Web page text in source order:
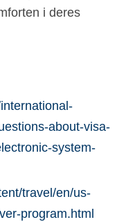
i deres
about-visa-
system-
travel/en/us-
program.html